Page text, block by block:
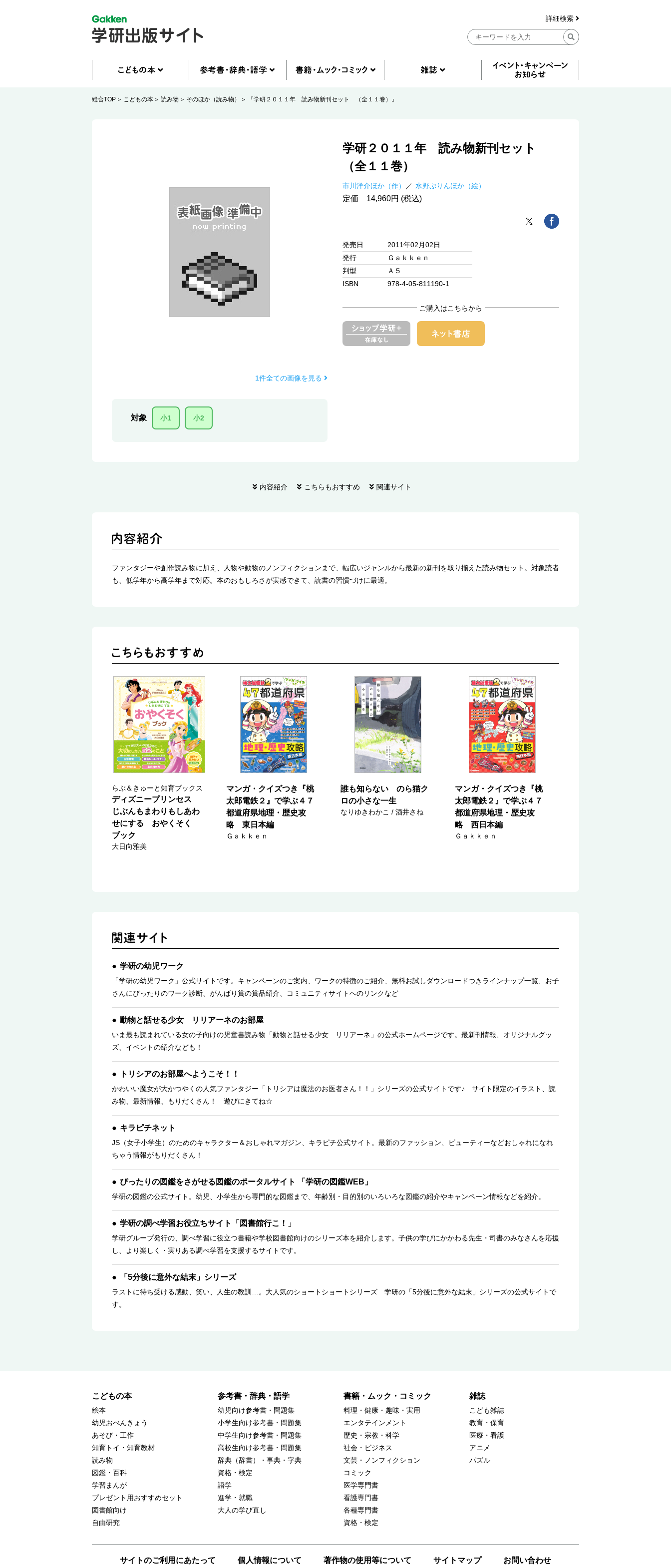
詳細検索
総合TOP こどもの本 読み物 そのほか（読み物） 『学研２０１１年 読み物新刊セット （全１１巻）』
1件全ての画像を見る
対象 小1 小2
学研２０１１年 読み物新刊セット
（全１１巻）
市川洋介ほか（作） 水野ぷりんほか（絵）
定価 14,960円 (税込)
発売日
2011年02月02日
発行
Ｇａｋｋｅｎ
判型
Ａ５
ISBN
978-4-05-811190-1
ご購入はこちらから
内容紹介 こちらもおすすめ 関連サイト
ファンタジーや創作読み物に加え、人物や動物のノンフィクションまで、幅広いジャンルから最新の新刊を取り揃えた読み物セット。対象読者
も、低学年から高学年まで対応。本のおもしろさが実感できて、読書の習慣づけに最適。
らぶ＆きゅーと知育ブックス
ディズニープリンセス
じぶんもまわりもしあわ
せにする おやくそく
ブック
大日向雅美
マンガ・クイズつき『桃
太郎電鉄２』で学ぶ４７
都道府県地理・歴史攻
略 東日本編
Ｇａｋｋｅｎ
誰も知らない のら猫ク
ロの小さな一生
なりゆきわかこ / 酒井さね
マンガ・クイズつき『桃
太郎電鉄２』で学ぶ４７
都道府県地理・歴史攻
略 西日本編
Ｇａｋｋｅｎ
学研の幼児ワーク
「学研の幼児ワーク」公式サイトです。キャンペーンのご案内、ワークの特徴のご紹介、無料お試しダウンロードつきラインナップ一覧、お子
さんにぴったりのワーク診断、がんばり賞の賞品紹介、コミュニティサイトへのリンクなど
動物と話せる少女 リリアーネのお部屋
いま最も読まれている女の子向けの児童書読み物「動物と話せる少女 リリアーネ」の公式ホームページです。最新刊情報、オリジナルグッ
ズ、イベントの紹介なども！
トリシアのお部屋へようこそ！！
かわいい魔女が大かつやくの人気ファンタジー「トリシアは魔法のお医者さん！！」シリーズの公式サイトです♪ サイト限定のイラスト、読
み物、最新情報、もりだくさん！ 遊びにきてね☆
キラピチネット
JS（女子小学生）のためのキャラクター＆おしゃれマガジン、キラピチ公式サイト。最新のファッション、ビューティーなどおしゃれになれ
ちゃう情報がもりだくさん！
ぴったりの図鑑をさがせる図鑑のポータルサイト 「学研の図鑑WEB」
学研の図鑑の公式サイト。幼児、小学生から専門的な図鑑まで、年齢別・目的別のいろいろな図鑑の紹介やキャンペーン情報などを紹介。
学研の調べ学習お役立ちサイト「図書館行こ！」
学研グループ発行の、調べ学習に役立つ書籍や学校図書館向けのシリーズ本を紹介します。子供の学びにかかわる先生・司書のみなさんを応援
し、より楽しく・実りある調べ学習を支援するサイトです。
「5分後に意外な結末」シリーズ
ラストに待ち受ける感動、笑い、人生の教訓…。大人気のショートショートシリーズ 学研の「5分後に意外な結末」シリーズの公式サイトで
す。
こどもの本
絵本
幼児おべんきょう
あそび・工作
知育トイ・知育教材
読み物
図鑑・百科
学習まんが
プレゼント用おすすめセット
図書館向け
自由研究
参考書・辞典・語学
幼児向け参考書・問題集
小学生向け参考書・問題集
中学生向け参考書・問題集
高校生向け参考書・問題集
辞典（辞書）・事典・字典
資格・検定
語学
進学・就職
大人の学び直し
書籍・ムック・コミック
料理・健康・趣味・実用
エンタテインメント
歴史・宗教・科学
社会・ビジネス
文芸・ノンフィクション
コミック
医学専門書
看護専門書
各種専門書
資格・検定
雑誌
こども雑誌
教育・保育
医療・看護
アニメ
パズル
サイトのご利用にあたって 個人情報について 著作物の使用等について サイトマップ お問い合わせ